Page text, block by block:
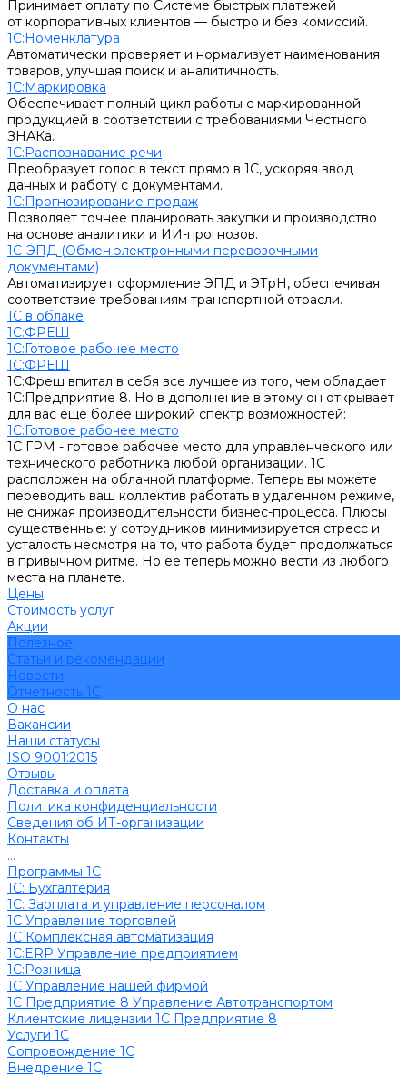
Принимает оплату по Системе быстрых платежей
от корпоративных клиентов — быстро и без комиссий.
1С:Номенклатура
Автоматически проверяет и нормализует наименования
товаров, улучшая поиск и аналитичность.
1С:Маркировка
Обеспечивает полный цикл работы с маркированной
продукцией в соответствии с требованиями Честного
ЗНАКа.
1С:Распознавание речи
Преобразует голос в текст прямо в 1С, ускоряя ввод
данных и работу с документами.
1С:Прогнозирование продаж
Позволяет точнее планировать закупки и производство
на основе аналитики и ИИ-прогнозов.
1С-ЭПД (Обмен электронными перевозочными
документами)
Автоматизирует оформление ЭПД и ЭТрН, обеспечивая
соответствие требованиям транспортной отрасли.
1С в облаке
1С:ФРЕШ
1C:Готовое рабочее место
1С:ФРЕШ
1С:Фреш впитал в себя все лучшее из того, чем обладает
1С:Предприятие 8. Но в дополнение в этому он открывает
для вас еще более широкий спектр возможностей:
1C:Готовое рабочее место
1С ГРМ - готовое рабочее место для управленческого или
технического работника любой организации. 1С
расположен на облачной платформе. Теперь вы можете
переводить ваш коллектив работать в удаленном режиме,
не снижая производительности бизнес-процесса. Плюсы
существенные: у сотрудников минимизируется стресс и
усталость несмотря на то, что работа будет продолжаться
в привычном ритме. Но ее теперь можно вести из любого
места на планете.
Цены
Стоимость услуг
Акции
Полезное
Cтатьи и рекомендации
Новости
Отчетность 1С
О нас
Вакансии
Наши статусы
ISO 9001:2015
Отзывы
Доставка и оплата
Политика конфиденциальности
Сведения об ИТ-организации
Контакты
...
Программы 1С
1C: Бухгалтерия
1С: Зарплата и управление персоналом
1С Управление торговлей
1С Комплексная автоматизация
1С:ERP Управление предприятием
1С:Розница
1С Управление нашей фирмой
1С Предприятие 8 Управление Автотранспортом
Клиентские лицензии 1С Предприятие 8
Услуги 1С
Сопровождение 1С
Внедрение 1С